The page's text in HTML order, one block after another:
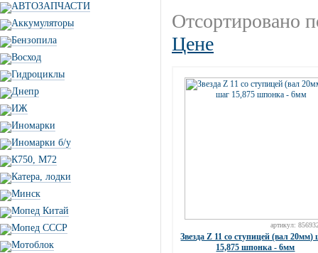
АВТОЗАПЧАСТИ
Аккумуляторы
Бензопила
Восход
Гидроциклы
Днепр
ИЖ
Иномарки
Иномарки б/у
К750, М72
Катера, лодки
Минск
Мопед Китай
Мопед СССР
Мотоблок
Отсортировано
Цене
артикул:
Звезда Z 11 со ступицей (вал 20мм)
15,875 шпонка - 6мм